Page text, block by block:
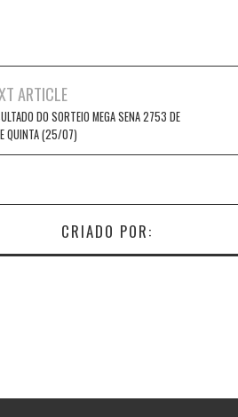
ARTICLE
DO SORTEIO MEGA SENA 2753 DE
QUINTA (25/07)
CRIADO POR: